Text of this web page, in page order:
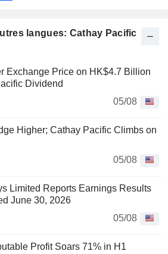
langues: Cathay Pacific
Exchange Price on HK$4.7 Billion
Dividend
05/08
Higher; Cathay Pacific Climbs on
05/08
Limited Reports Earnings Results
June 30, 2026
05/08
Profit Soars 71% in H1